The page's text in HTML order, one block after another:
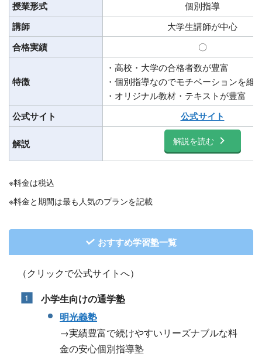
授業形式 個別指導
講師 大学生講師が中心
合格実績 〇
特徴
・高校・大学の合格者数が豊富
・個別指導なのでモチベーションを維
・オリジナル教材・テキストが豊富
公式サイト 公式サイト
解説 解説を読む
※料金は税込
※料金と期間は最も人気のプランを記載
おすすめ学習塾一覧
（クリックで公式サイトへ）
小学生向けの通学塾
明光義塾
→実績豊富で続けやすいリーズナブルな料
金の安心個別指導塾